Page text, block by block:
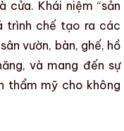
cửa. Khái niệm “sản
trình chế tạo ra các
vườn, bàn, ghế, hồ
và mang đến sự
thẩm mỹ cho không